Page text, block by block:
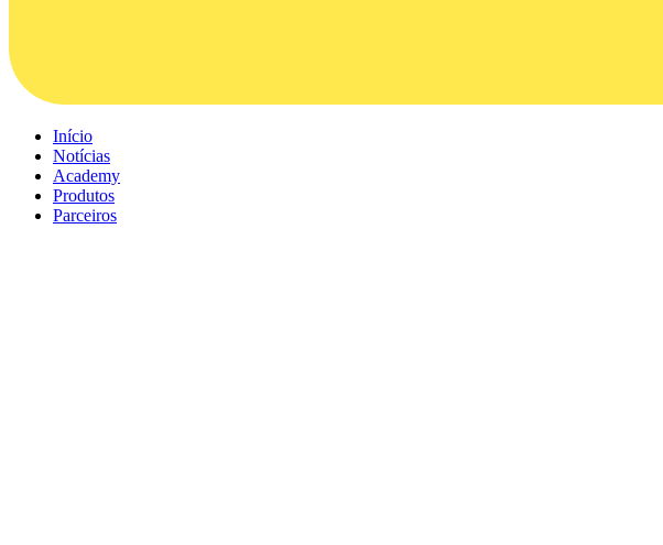
Início
Notícias
Academy
Produtos
Parceiros